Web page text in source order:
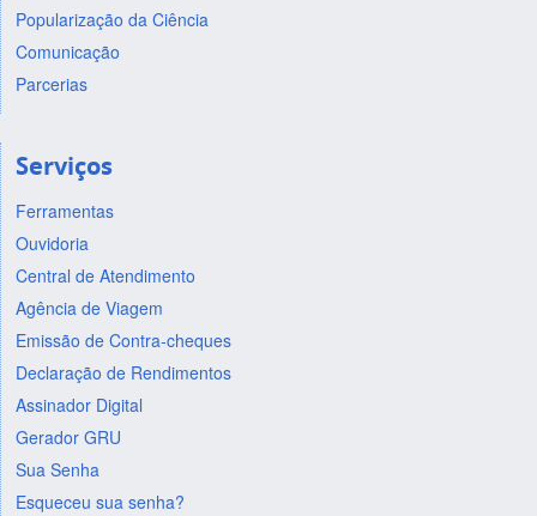
Popularização da Ciência
Comunicação
Parcerias
Serviços
Ferramentas
Ouvidoria
Central de Atendimento
Agência de Viagem
Emissão de Contra-cheques
Declaração de Rendimentos
Assinador Digital
Gerador GRU
Sua Senha
Esqueceu sua senha?